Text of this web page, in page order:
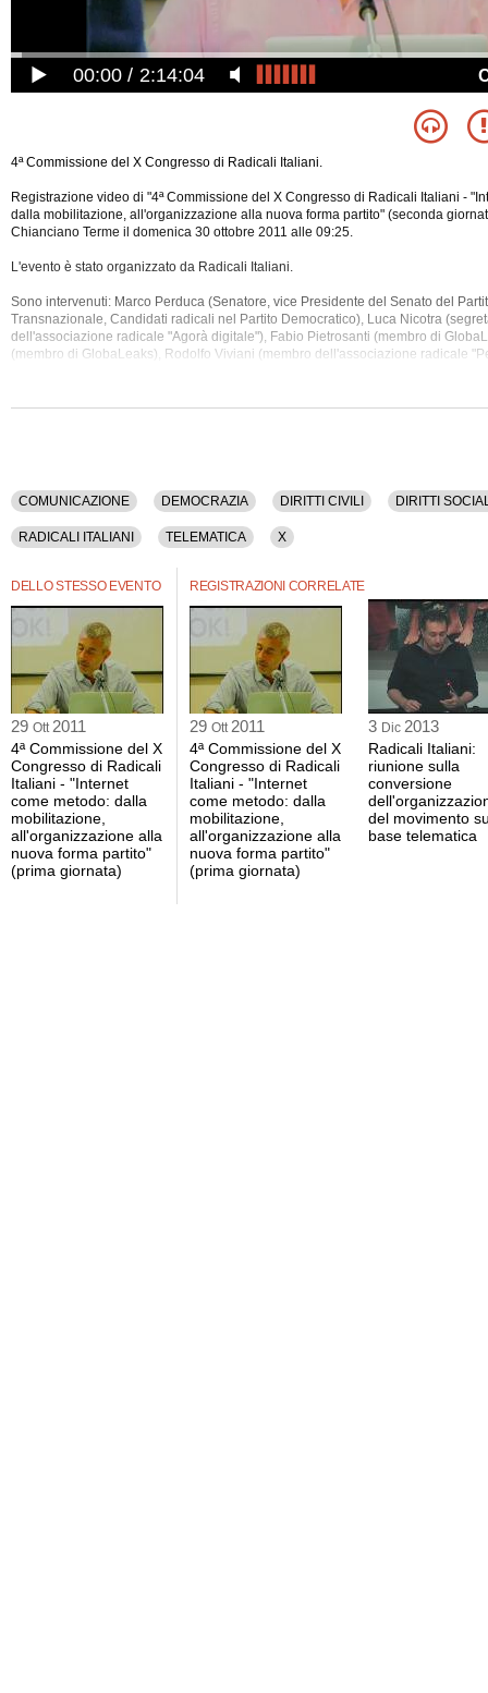
00:00 2:14:04
4ª Commissione del X Congresso di Radicali Italiani.
Registrazione video di "4ª Commissione del X Congresso di Radicali Italiani -
dalla mobilitazione, all'organizzazione alla nuova forma partito" (seconda
Chianciano Terme il domenica 30 ottobre 2011 alle 09:25.
L'evento è stato organizzato da Radicali Italiani.
Sono intervenuti: Marco Perduca (Senatore, vice Presidente del Senato del
Transnazionale, Candidati radicali nel Partito Democratico), Luca Nicotra
dell'associazione radicale "Agorà digitale"), Fabio Pietrosanti (membro di
(membro di GlobaLeaks), Rodolfo Viviani (membro dell'associazione radicale
Tortora" di Milano), Alessandro Orlowsky (esperto di tecnologie multimediali),
Informazione, Internet, Partiti, Politica, Radicali Italiani, Telematica, X.
La registrazione video del congresso ha una durata di 2 ore e 13 minuti.
COMUNICAZIONE DEMOCRAZIA DIRITTI CIVILI DIRITTI
RADICALI ITALIANI TELEMATICA X
DELLO STESSO EVENTO
29 Ott 2011
4ª Commissione del X
Congresso di Radicali
Italiani - "Internet
come metodo: dalla
mobilitazione,
all'organizzazione alla
nuova forma partito"
(prima giornata)
REGISTRAZIONI CORRELATE
29 Ott 2011
4ª Commissione del X
Congresso di Radicali
Italiani - "Internet
come metodo: dalla
mobilitazione,
all'organizzazione alla
nuova forma partito"
(prima giornata)
3 Dic 2013
Radicali Italiani:
riunione sulla
conversione
del movimento
base telematica